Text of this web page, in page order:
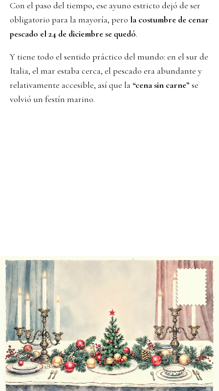
Con el paso del tiempo, ese ayuno estricto dejó de ser
obligatorio para la mayoría, pero la costumbre de cenar
pescado el 24 de diciembre se quedó.
Y tiene todo el sentido práctico del mundo: en el sur de
Italia, el mar estaba cerca, el pescado era abundante y
relativamente accesible, así que la “cena sin carne” se
volvió un festín marino.